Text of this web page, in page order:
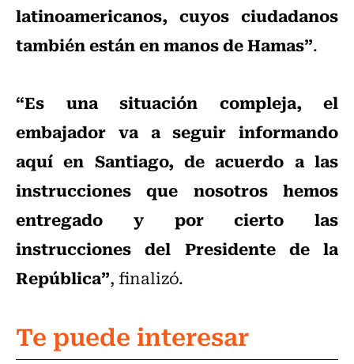
latinoamericanos, cuyos ciudadanos
también están en manos de Hamas”.
“Es una situación compleja, el
embajador va a seguir informando
aquí en Santiago, de acuerdo a las
instrucciones que nosotros hemos
entregado y por cierto las
instrucciones del Presidente de la
República”, finalizó.
Te puede interesar